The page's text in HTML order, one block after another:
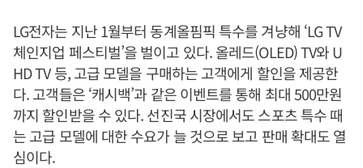
LG전자는 지난 1월부터 동계올핌픽 특수를 겨냥해 ‘LG TV
체인지업 페스티벌’을 벌이고 있다. 올레드(OLED) TV와 U
HD TV 등, 고급 모델을 구매하는 고객에게 할인을 제공한
다. 고객들은 ‘캐시백’과 같은 이벤트를 통해 최대 500만원
까지 할인받을 수 있다. 선진국 시장에서도 스포츠 특수 때
는 고급 모델에 대한 수요가 늘 것으로 보고 판매 확대도 열
심이다.